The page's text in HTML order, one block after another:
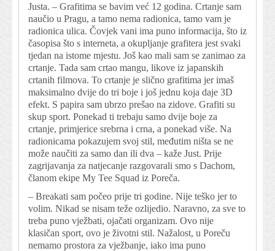
Justa. – Grafitima se bavim već 12 godina. Crtanje sam
naučio u Pragu, a tamo nema radionica, tamo vam je
radionica ulica. Čovjek vani ima puno informacija, što iz
časopisa što s interneta, a okupljanje grafitera jest svaki
tjedan na istome mjestu. Još kao mali sam se zanimao za
crtanje. Tada sam crtao mangu, likove iz japanskih
crtanih filmova. To crtanje je slično grafitima jer imaš
maksimalno dvije do tri boje i još jednu koja daje 3D
efekt. S papira sam ubrzo prešao na zidove. Grafiti su
skup sport. Ponekad ti trebaju samo dvije boje za
crtanje, primjerice srebrna i crna, a ponekad više. Na
radionicama pokazujem svoj stil, međutim ništa se ne
može naučiti za samo dan ili dva – kaže Just. Prije
zagrijavanja za natjecanje razgovarali smo s Dachom,
članom ekipe My Tee Squad iz Poreča.
– Breakati sam počeo prije tri godine. Nije teško jer to
volim. Nikad se nisam teže ozlijedio. Naravno, za sve to
treba puno vježbati, ojačati organizam. Ovo nije
klasičan sport, ovo je životni stil. Nažalost, u Poreču
nemamo prostora za vježbanje, iako ima puno